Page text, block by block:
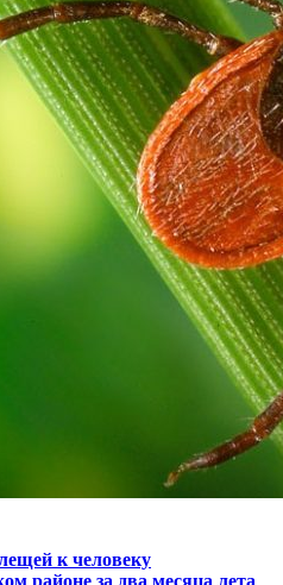
к человеку
районе за два месяца лета